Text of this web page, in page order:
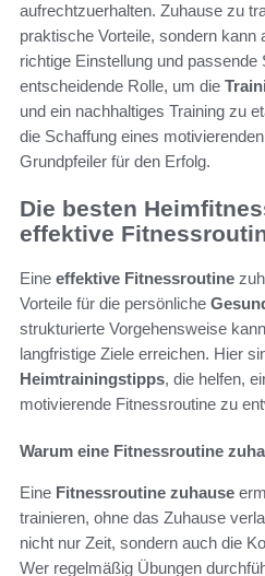
aufrechtzuerhalten. Zuhause zu
praktische Vorteile, sondern
richtige Einstellung und passende
entscheidende Rolle, um die
und ein nachhaltiges Training zu
die Schaffung eines
Grundpfeiler für den Erfolg.
Die besten
effektive
Eine effektive Fitnessroutine
Vorteile für die persönliche
strukturierte Vorgehensweise
langfristige Ziele erreichen. Hier
Heimtrainingstipps, die helfen,
motivierende Fitnessroutine zu
Warum eine Fitnessroutine
Eine Fitnessroutine zuhause
trainieren, ohne das Zuhause
nicht nur Zeit, sondern auch die
Wer regelmäßig Übungen